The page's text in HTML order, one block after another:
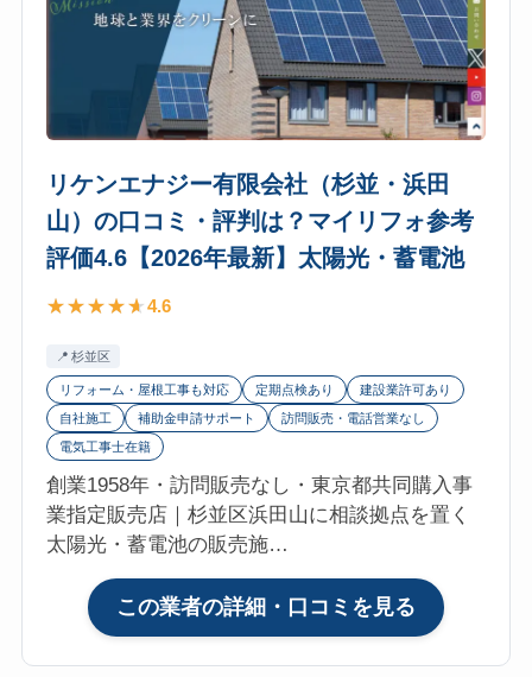
考
評
価
4.7【2026
年
最
新】
太
陽
池
フ
ォ
ー
ス
（渋
谷
区・
大
宮
口
コ
ミ・
判
は？
イ
フ
リケンエナジー有限会社（杉並・浜田
山）の口コミ・評判は？マイリフォ参考
評価4.6【2026年最新】太陽光・蓄電池
4.6
杉並区
リフォーム・屋根工事も対応 定期点検あり
建設業許可あり
自社施工
補助金申請サポート
訪問販売・電話営業なし
電気工事士在籍
創業1958年・訪問販売なし・東京都共同購入事
業指定販売店｜杉並区浜田山に相談拠点を置く
太陽光・蓄電池の販売施…
この業者の詳細・口コミを見る
リ
ケ